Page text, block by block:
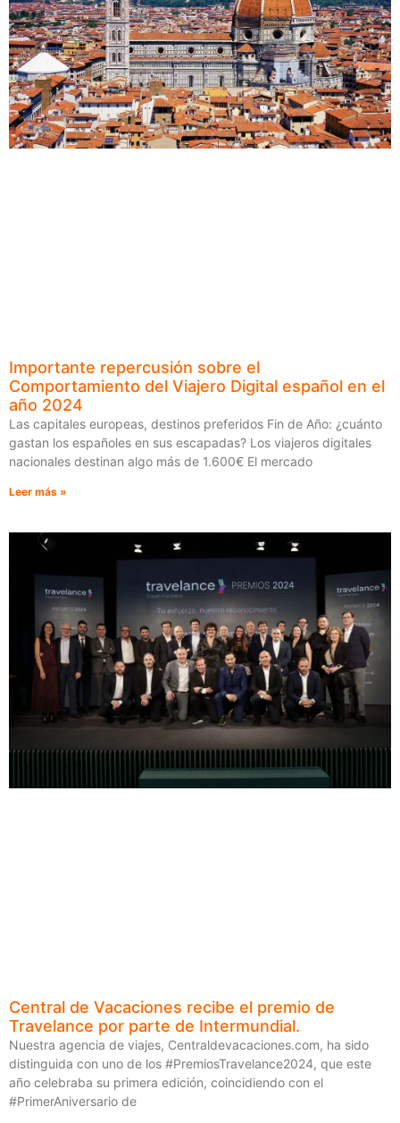
Importante repercusión sobre el
Comportamiento del Viajero Digital español en el
año 2024
Las capitales europeas, destinos preferidos Fin de Año: ¿cuánto
gastan los españoles en sus escapadas? Los viajeros digitales
nacionales destinan algo más de 1.600€ El mercado
Leer más »
Central de Vacaciones recibe el premio de
Travelance por parte de Intermundial.
Nuestra agencia de viajes, Centraldevacaciones.com, ha sido
distinguida con uno de los #PremiosTravelance2024, que este
año celebraba su primera edición, coincidiendo con el
#PrimerAniversario de